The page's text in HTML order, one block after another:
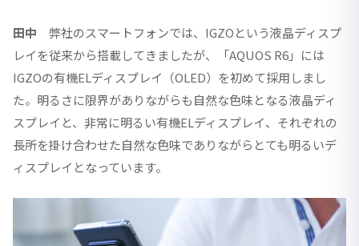
田中 弊社のスマートフォンでは、IGZOという液晶ディスプ
レイを従来から搭載してきましたが、「AQUOS R6」には
IGZOの有機ELディスプレイ（OLED）を初めて採用しまし
た。明るさに限界がありながらも自然な色味となる液晶ディ
スプレイと、非常に明るい有機ELディスプレイ、それぞれの
長所を掛け合わせた自然な色味でありながらとても明るいデ
ィスプレイとなっています。